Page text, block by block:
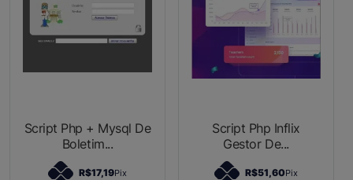
Script Php + Mysql De
Boletim...
R$17,19Pix
Script Php Inflix
Gestor De...
R$51,60Pix